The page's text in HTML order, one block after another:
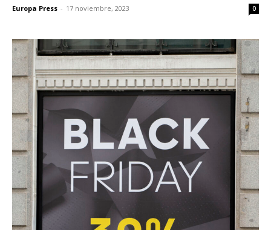
Europa Press - 17 noviembre, 2023 0